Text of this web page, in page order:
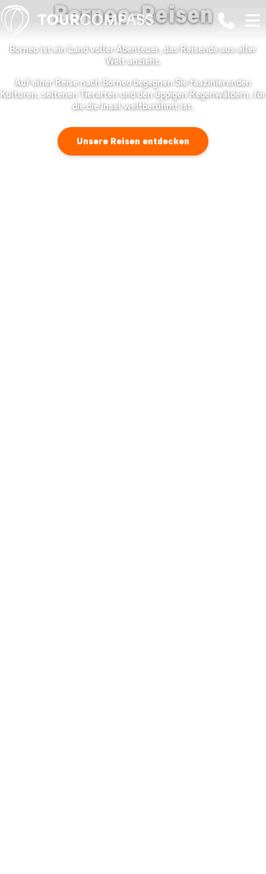
Borneo-Reisen
Borneo ist ein Land voller Abenteuer, das Reisende aus aller
Welt anzieht.
Auf einer Reise nach Borneo begegnen Sie faszinierenden
Kulturen, seltenen Tierarten und den üppigen Regenwäldern, für
die die Insel weltberühmt ist.
Unsere Reisen entdecken